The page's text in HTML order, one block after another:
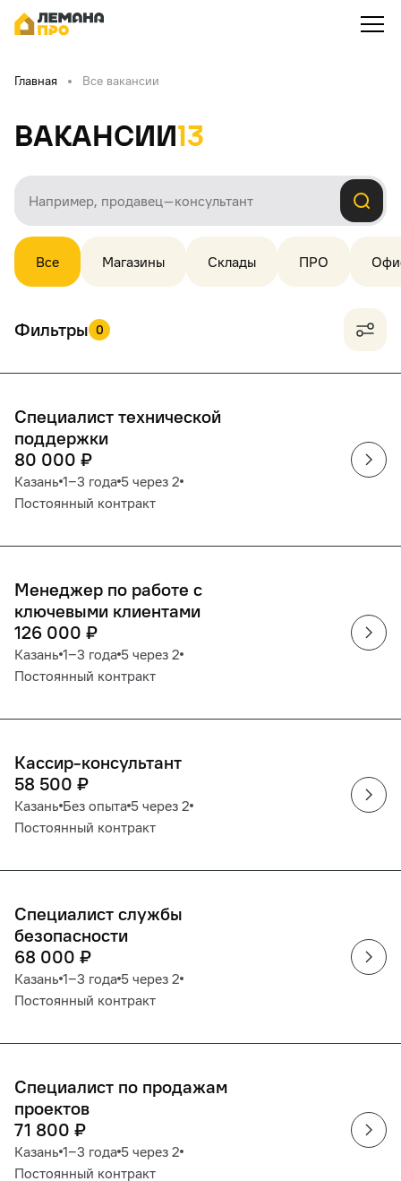
Главная Все вакансии
Вакансии13
Все Магазины Склады ПРО
Фильтры 0
Специалист технической
поддержки
80 000 ₽
Казань 1‒3 года 5 через 2
Постоянный контракт
Менеджер по работе с
ключевыми клиентами
126 000 ₽
Казань 1‒3 года 5 через 2
Постоянный контракт
Кассир-консультант
58 500 ₽
Казань Без опыта 5 через 2
Постоянный контракт
Специалист службы
безопасности
68 000 ₽
Казань 1‒3 года 5 через 2
Постоянный контракт
Специалист по продажам
проектов
71 800 ₽
Казань 1‒3 года 5 через 2
Постоянный контракт